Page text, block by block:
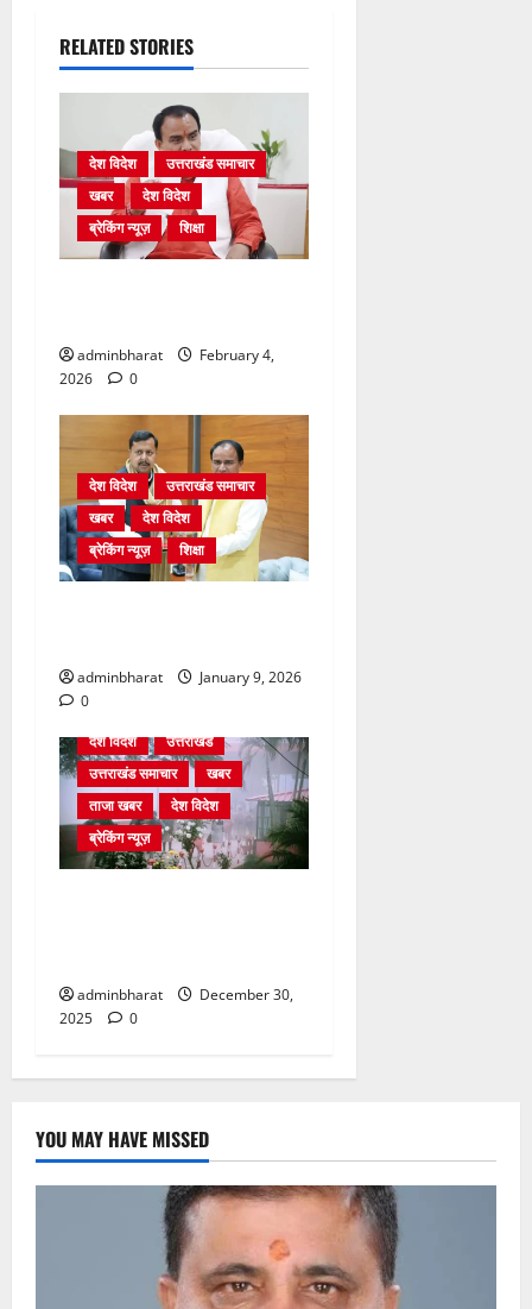
RELATED STORIES
देश विदेश
उत्तराखंड समाचार
खबर
देश विदेश
ब्रेकिंग न्यूज़
शिक्षा
adminbharat
February 4,
2026
0
देश विदेश
उत्तराखंड समाचार
खबर
देश विदेश
ब्रेकिंग न्यूज़
शिक्षा
adminbharat
January 9, 2026
0
देश विदेश
उत्तराखंड
उत्तराखंड समाचार
खबर
ताजा खबर
देश विदेश
ब्रेकिंग न्यूज़
adminbharat
December 30,
2025
0
YOU MAY HAVE MISSED